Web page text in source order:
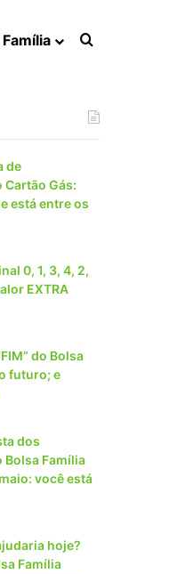
Procurar por
de
Gás:
está entre os
0, 1, 3, 4, 2,
EXTRA
do Bolsa
futuro; e
dos
Família
você está
hoje?
Família